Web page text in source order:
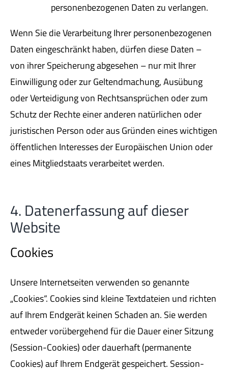
personenbezogenen Daten zu verlangen.
Wenn Sie die Verarbeitung Ihrer personenbezogenen
Daten eingeschränkt haben, dürfen diese Daten –
von ihrer Speicherung abgesehen – nur mit Ihrer
Einwilligung oder zur Geltendmachung, Ausübung
oder Verteidigung von Rechtsansprüchen oder zum
Schutz der Rechte einer anderen natürlichen oder
juristischen Person oder aus Gründen eines wichtigen
öffentlichen Interesses der Europäischen Union oder
eines Mitgliedstaats verarbeitet werden.
4. Datenerfassung auf dieser
Website
Cookies
Unsere Internetseiten verwenden so genannte
„Cookies“. Cookies sind kleine Textdateien und richten
auf Ihrem Endgerät keinen Schaden an. Sie werden
entweder vorübergehend für die Dauer einer Sitzung
(Session-Cookies) oder dauerhaft (permanente
Cookies) auf Ihrem Endgerät gespeichert. Session-